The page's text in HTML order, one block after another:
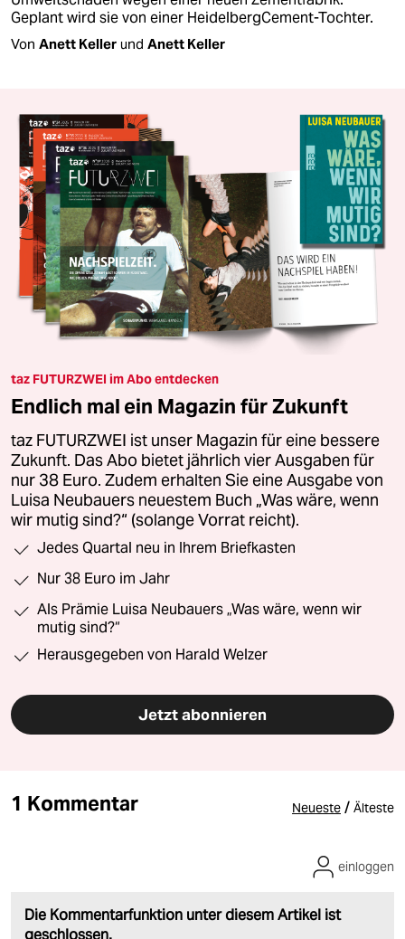
Geplant wird sie von einer HeidelbergCement-Tochter.
Von Anett Keller und Anett Keller
taz FUTURZWEI im Abo entdecken
Endlich mal ein Magazin für Zukunft
taz FUTURZWEI ist unser Magazin für eine bessere
Zukunft. Das Abo bietet jährlich vier Ausgaben für
nur 38 Euro. Zudem erhalten Sie eine Ausgabe von
Luisa Neubauers neuestem Buch „Was wäre, wenn
wir mutig sind?“ (solange Vorrat reicht).
Jedes Quartal neu in Ihrem Briefkasten
Nur 38 Euro im Jahr
Als Prämie Luisa Neubauers „Was wäre, wenn wir
mutig sind?“
Herausgegeben von Harald Welzer
Jetzt abonnieren
1 Kommentar Neueste / Älteste
Die Kommentarfunktion unter diesem Artikel ist
geschlossen.
einloggen